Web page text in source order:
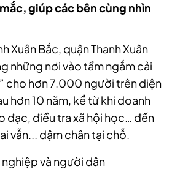
giúp các bên cùng nhìn
Xuân Bắc, quận Thanh Xuân
những nơi vào tầm ngắm cải
cho hơn 7.000 người trên diện
hơn 10 năm, kể từ khi doanh
đạc, điều tra xã hội học… đến
vẫn... dậm chân tại chỗ.
và người dân